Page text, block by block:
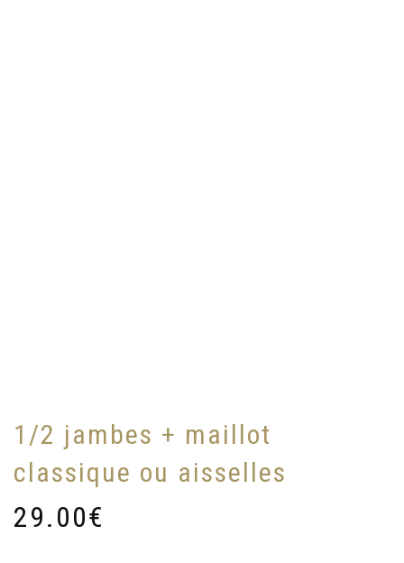
1/2 jambes + maillot
classique ou aisselles
29.00€